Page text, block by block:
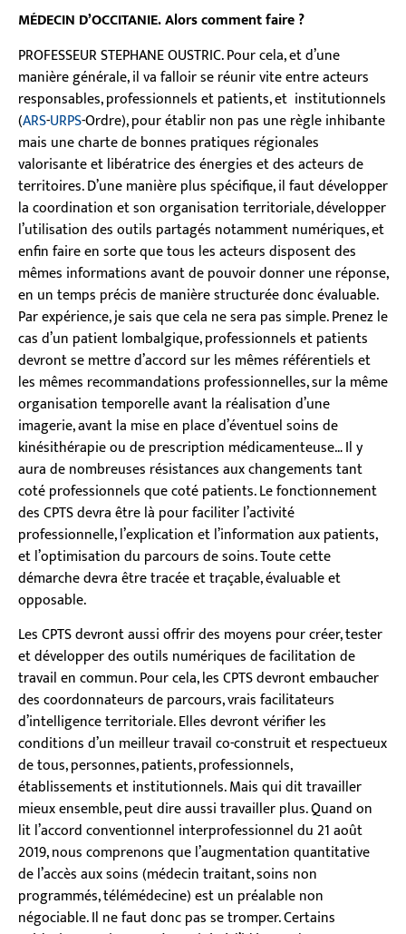
MÉDECIN D’OCCITANIE. Alors comment faire ?
PROFESSEUR STEPHANE OUSTRIC. Pour cela, et d’une
manière générale, il va falloir se réunir vite entre acteurs
responsables, professionnels et patients, et institutionnels
(ARS-URPS-Ordre), pour établir non pas une règle inhibante
mais une charte de bonnes pratiques régionales
valorisante et libératrice des énergies et des acteurs de
territoires. D’une manière plus spécifique, il faut développer
la coordination et son organisation territoriale, développer
l’utilisation des outils partagés notamment numériques, et
enfin faire en sorte que tous les acteurs disposent des
mêmes informations avant de pouvoir donner une réponse,
en un temps précis de manière structurée donc évaluable.
Par expérience, je sais que cela ne sera pas simple. Prenez le
cas d’un patient lombalgique, professionnels et patients
devront se mettre d’accord sur les mêmes référentiels et
les mêmes recommandations professionnelles, sur la même
organisation temporelle avant la réalisation d’une
imagerie, avant la mise en place d’éventuel soins de
kinésithérapie ou de prescription médicamenteuse… Il y
aura de nombreuses résistances aux changements tant
coté professionnels que coté patients. Le fonctionnement
des CPTS devra être là pour faciliter l’activité
professionnelle, l’explication et l’information aux patients,
et l’optimisation du parcours de soins. Toute cette
démarche devra être tracée et traçable, évaluable et
opposable.
Les CPTS devront aussi offrir des moyens pour créer, tester
et développer des outils numériques de facilitation de
travail en commun. Pour cela, les CPTS devront embaucher
des coordonnateurs de parcours, vrais facilitateurs
d’intelligence territoriale. Elles devront vérifier les
conditions d’un meilleur travail co-construit et respectueux
de tous, personnes, patients, professionnels,
établissements et institutionnels. Mais qui dit travailler
mieux ensemble, peut dire aussi travailler plus. Quand on
lit l’accord conventionnel interprofessionnel du 21 août
2019, nous comprenons que l’augmentation quantitative
de l’accès aux soins (médecin traitant, soins non
programmés, télémédecine) est un préalable non
négociable. Il ne faut donc pas se tromper. Certains